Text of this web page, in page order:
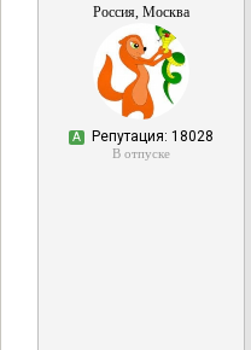
Россия, Москва
А Репутация: 18028
В отпуске